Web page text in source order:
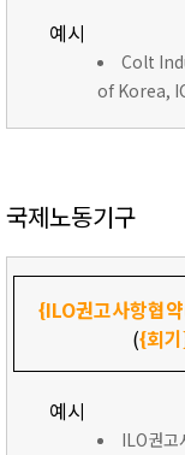
예시
Colt
of Korea,
국제노동기구
{ILO권고사항협
({회
예시
ILO권